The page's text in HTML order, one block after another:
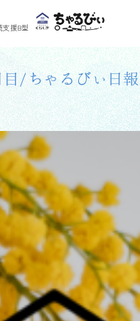
援B型
さんの日報 >
者さんの日報
/ちゃるびぃ日報